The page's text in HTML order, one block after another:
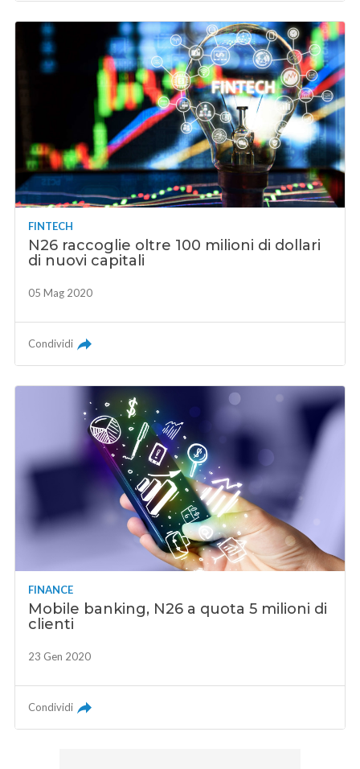
FINTECH
N26 raccoglie oltre 100 milioni di dollari
di nuovi capitali
05 Mag 2020
Condividi
FINANCE
Mobile banking, N26 a quota 5 milioni di
clienti
23 Gen 2020
Condividi